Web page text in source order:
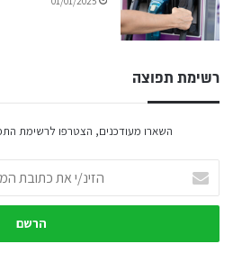
רשימת תפוצה
השארו מעודכנים, הצטרפו לרשימת
את
כתובת
שלך